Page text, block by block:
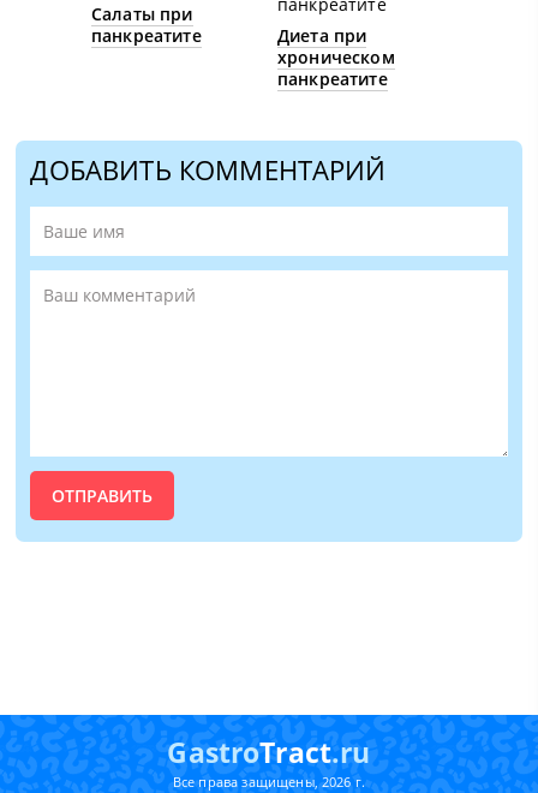
Салаты при
панкреатите
Диета при
хроническом
панкреатите
ДОБАВИТЬ КОММЕНТАРИЙ
GastroTract.ru
Все права защищены, 2026 г.